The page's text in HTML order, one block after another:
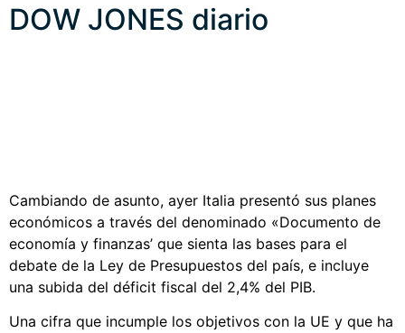
DOW JONES diario
Cambiando de asunto, ayer Italia presentó sus planes
económicos a través del denominado «Documento de
economía y finanzas’ que sienta las bases para el
debate de la Ley de Presupuestos del país, e incluye
una subida del déficit fiscal del 2,4% del PIB.
Una cifra que incumple los objetivos con la UE y que ha